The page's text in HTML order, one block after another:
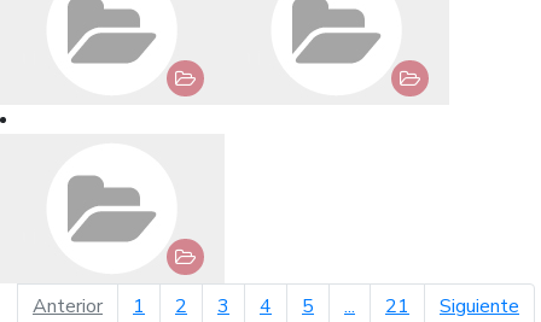
Anteriorpágina anterior
1 2 3 4 5 ... 21 Siguiente